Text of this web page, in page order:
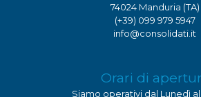
74024 Manduria (TA)
(+39) 099 979 5947
info@consolidati.it
Orari di
Siamo operativi dal Lunedì